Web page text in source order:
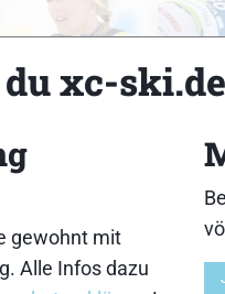
23
28
xc-
gewohnt mit
Alle Infos dazu